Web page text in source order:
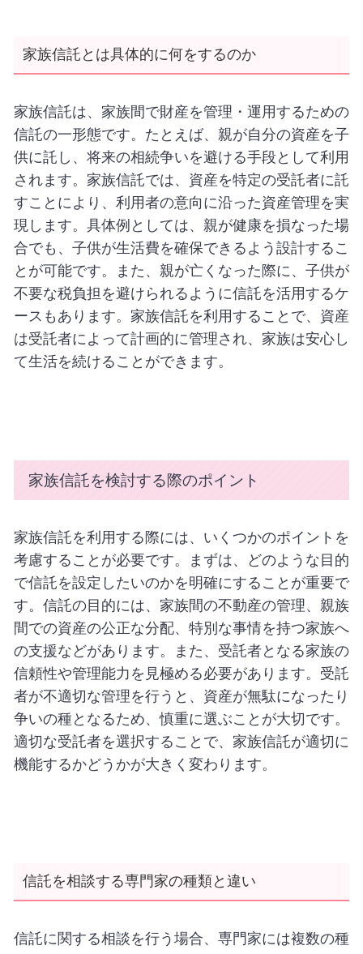
家族信託とは具体的に何をするのか
家族信託は、家族間で財産を管理・運用するための
信託の一形態です。たとえば、親が自分の資産を子
供に託し、将来の相続争いを避ける手段として利用
されます。家族信託では、資産を特定の受託者に託
すことにより、利用者の意向に沿った資産管理を実
現します。具体例としては、親が健康を損なった場
合でも、子供が生活費を確保できるよう設計するこ
とが可能です。また、親が亡くなった際に、子供が
不要な税負担を避けられるように信託を活用するケ
ースもあります。家族信託を利用することで、資産
は受託者によって計画的に管理され、家族は安心し
て生活を続けることができます。
家族信託を検討する際のポイント
家族信託を利用する際には、いくつかのポイントを
考慮することが必要です。まずは、どのような目的
で信託を設定したいのかを明確にすることが重要で
す。信託の目的には、家族間の不動産の管理、親族
間での資産の公正な分配、特別な事情を持つ家族へ
の支援などがあります。また、受託者となる家族の
信頼性や管理能力を見極める必要があります。受託
者が不適切な管理を行うと、資産が無駄になったり
争いの種となるため、慎重に選ぶことが大切です。
適切な受託者を選択することで、家族信託が適切に
機能するかどうかが大きく変わります。
信託を相談する専門家の種類と違い
信託に関する相談を行う場合、専門家には複数の種